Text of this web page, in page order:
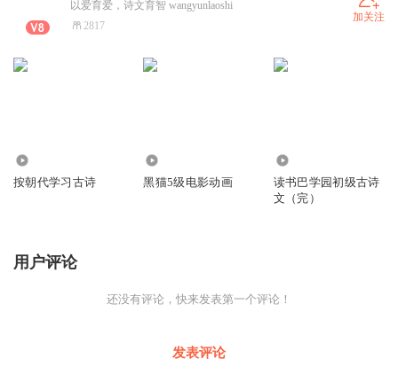
以爱育爱，诗文育智 wangyunlaoshi
2817
加关注
按朝代学习古诗 黑猫5级电影动画
读书巴学园初级古诗
文（完）
用户评论
还没有评论，快来发表第一个评论！
发表评论